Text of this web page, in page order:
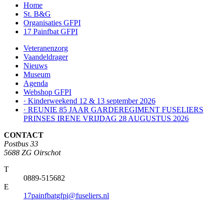
Home
St. B&G
Organisaties GFPI
17 Painfbat GFPI
Veteranenzorg
Vaandeldrager
Nieuws
Museum
Agenda
Webshop GFPI
· Kinderweekend 12 & 13 september 2026
· REUNIE 85 JAAR GARDEREGIMENT FUSELIERS
PRINSES IRENE VRIJDAG 28 AUGUSTUS 2026
CONTACT
Postbus 33
5688 ZG Oirschot
T
0889-515682
E
17painfbatgfpi@fuseliers.nl